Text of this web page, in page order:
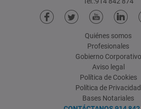
Quiénes somos
Profesionales
Gobierno Corporativo
Aviso legal
Política de Cookies
Política de Privacidad
Bases Notariales